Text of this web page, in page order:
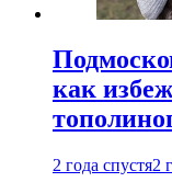
как
2 года спустя2